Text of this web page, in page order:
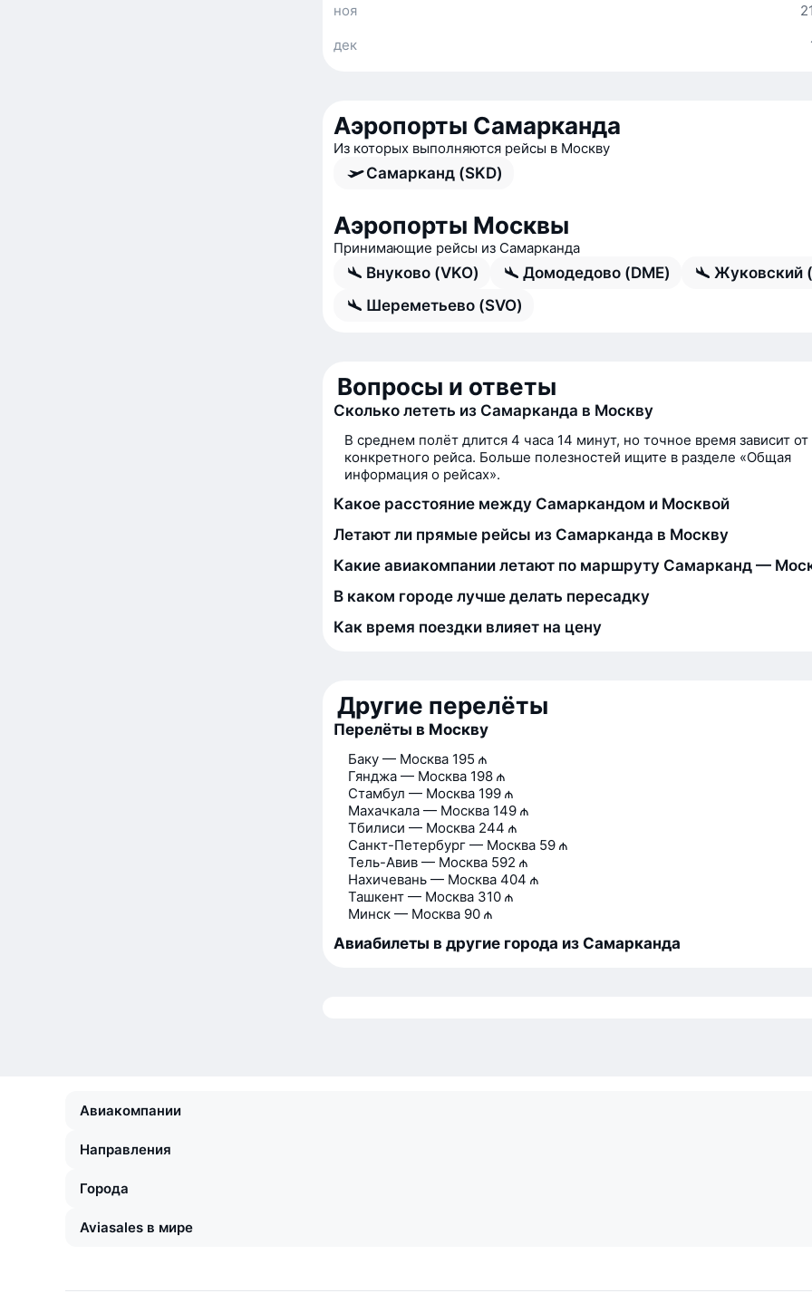
ноя
дек
Аэропорты Самарканда
Из которых выполняются рейсы в Москву
Самарканд (SKD)
Аэропорты Москвы
Принимающие рейсы из Самарканда
Внуково (VKO) Домодедово (DME)
Жуковский
Шереметьево (SVO)
Вопросы и ответы
Сколько лететь из Самарканда в Москву
В среднем полёт длится 4 часа 14 минут, но точное время зависит от
конкретного рейса. Больше полезностей ищите в разделе «Общая
информация о рейсах».
Какое расстояние между Самаркандом и Москвой
Летают ли прямые рейсы из Самарканда в Москву
Какие авиакомпании летают по маршруту Самарканд —
В каком городе лучше делать пересадку
Как время поездки влияет на цену
Другие перелёты
Перелёты в Москву
Баку — Москва 195 ₼
Гянджа — Москва 198 ₼
Стамбул — Москва 199 ₼
Махачкала — Москва 149 ₼
Тбилиси — Москва 244 ₼
Санкт-Петербург — Москва 59 ₼
Тель-Авив — Москва 592 ₼
Нахичевань — Москва 404 ₼
Ташкент — Москва 310 ₼
Минск — Москва 90 ₼
Авиабилеты в другие города из Самарканда
Авиакомпании
Направления
Города
Aviasales в мире